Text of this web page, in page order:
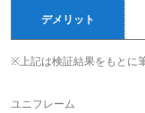
デメリット
※上記は検証結果をもとに
ユニフレーム